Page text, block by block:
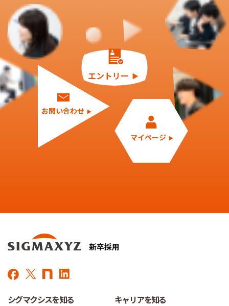
エントリー
お問い合わせ
マイページ
シグマクシスを知る キャリアを知る